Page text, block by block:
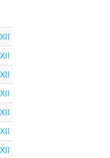
XII
XII
XII
XII
XII
XII
XII